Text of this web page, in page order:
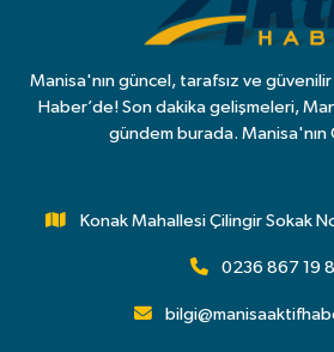
Manisa'nın güncel, tarafsız ve
Haber’de! Son dakika gelişmeleri,
gündem burada. Manisa'nın
Konak Mahallesi Çilingir Sokak
0236 867 19